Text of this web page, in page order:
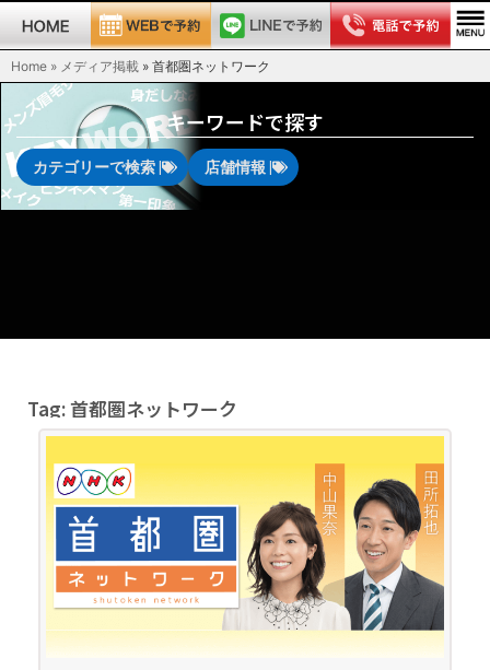
Home » メディア掲載 » 首都圏ネットワーク
キーワードで探す
カテゴリーで検索 | 店舗情報 |
Tag: 首都圏ネットワーク